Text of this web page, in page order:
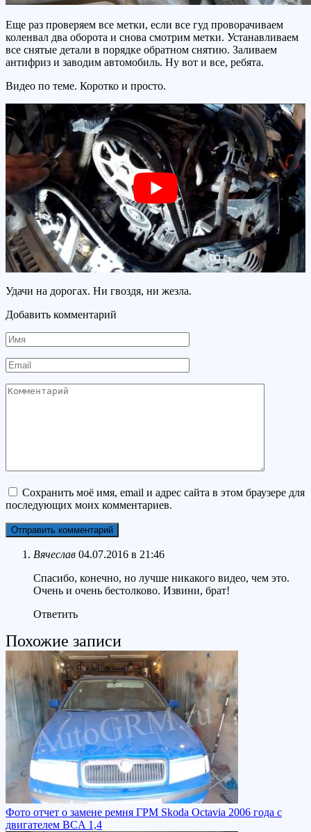
Еще раз проверяем все метки, если все гуд проворачиваем
коленвал два оборота и снова смотрим метки. Устанавливаем
все снятые детали в порядке обратном снятию. Заливаем
антифриз и заводим автомобиль. Ну вот и все, ребята.
Видео по теме. Коротко и просто.
Удачи на дорогах. Ни гвоздя, ни жезла.
Добавить комментарий
Имя
Email
Комментарий
Сохранить моё имя, email и адрес сайта в этом браузере для
последующих моих комментариев.
Вячеслав 04.07.2016 в 21:46
Спасибо, конечно, но лучше никакого видео, чем это.
Очень и очень бестолково. Извини, брат!
Ответить
Похожие записи
Фото отчет о замене ремня ГРМ Skoda Octavia 2006 года с
двигателем BCA 1,4